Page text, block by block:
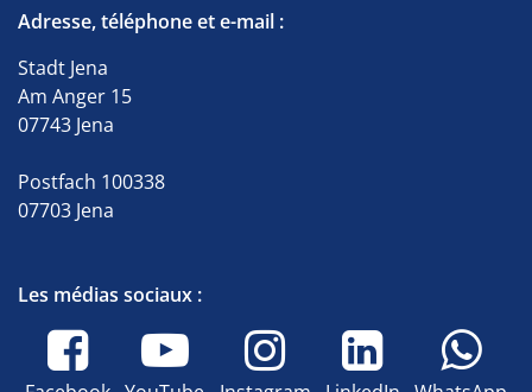
Adresse, téléphone et e-mail :
Stadt Jena
Am Anger 15
07743 Jena
Postfach 100338
07703 Jena
Les médias sociaux :